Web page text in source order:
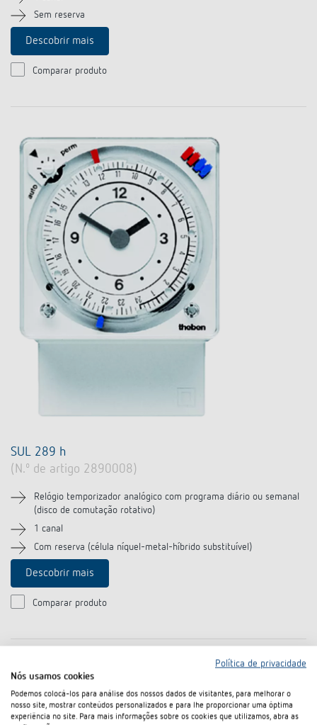
Sem reserva
Descobrir mais
Comparar produto
SUL 289 h
(N.º de artigo 2890008)
Relógio temporizador analógico com programa diário ou semanal
(disco de comutação rotativo)
1 canal
Com reserva (célula níquel-metal-híbrido substituível)
Descobrir mais
Comparar produto
Política de privacidade
Nós usamos cookies
Podemos colocá-los para análise dos nossos dados de visitantes, para melhorar o
nosso site, mostrar conteúdos personalizados e para lhe proporcionar uma óptima
experiência no site. Para mais informações sobre os cookies que utilizamos, abra as